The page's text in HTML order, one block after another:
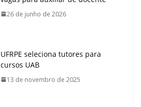
26 de junho de 2026
UFRPE seleciona tutores para
cursos UAB
13 de novembro de 2025